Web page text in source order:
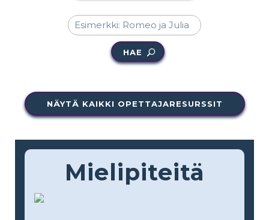
HAE
NÄYTÄ KAIKKI OPETTAJARESURSSIT
Mielipiteitä